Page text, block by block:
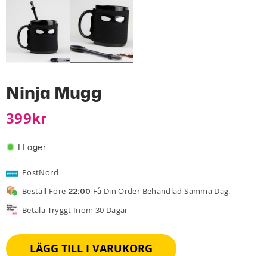
Ninja Mugg
399 Kr
I Lager
PostNord
Beställ Före 22:00 Få Din Order Behandlad Samma Dag.
Betala Tryggt Inom 30 Dagar
LÄGG TILL I VARUKORG